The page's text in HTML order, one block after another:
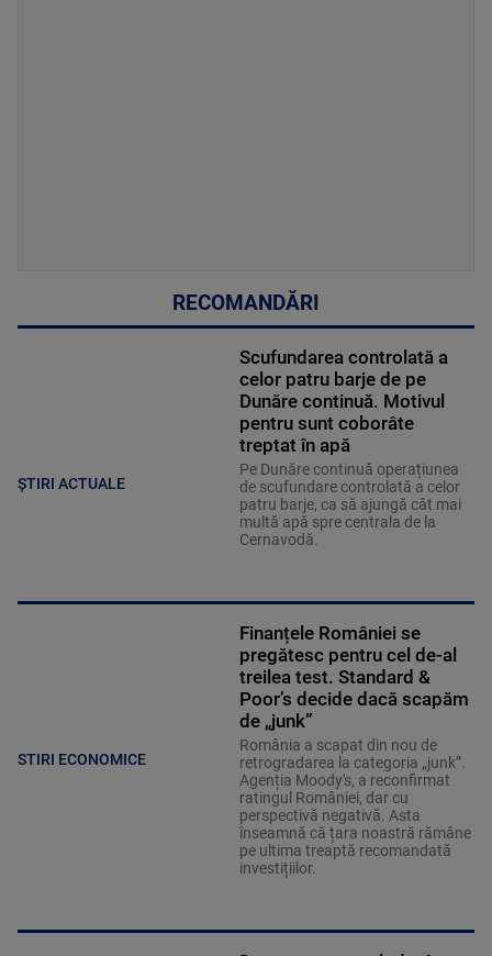
RECOMANDĂRI
ȘTIRI ACTUALE
Scufundarea controlată a
celor patru barje de pe
Dunăre continuă. Motivul
pentru sunt coborâte
treptat în apă
Pe Dunăre continuă operațiunea
de scufundare controlată a celor
patru barje, ca să ajungă cât mai
multă apă spre centrala de la
Cernavodă.
STIRI ECONOMICE
Finanțele României se
pregătesc pentru cel de-al
treilea test. Standard &
Poor’s decide dacă scapăm
de „junk”
România a scapat din nou de
retrogradarea la categoria „junk”.
Agenția Moody's, a reconfirmat
ratingul României, dar cu
perspectivă negativă. Asta
înseamnă că țara noastră rămâne
pe ultima treaptă recomandată
investițiilor.